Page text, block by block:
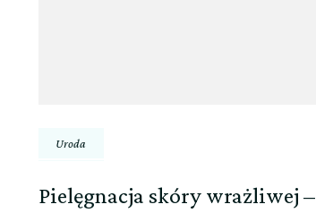
Uroda
Pielęgnacja skóry wrażliwej –